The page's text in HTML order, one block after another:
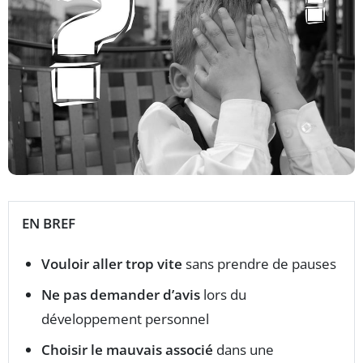
EN BREF
Vouloir aller trop vite sans prendre de pauses
Ne pas demander d’avis lors du
développement personnel
Choisir le mauvais associé dans une